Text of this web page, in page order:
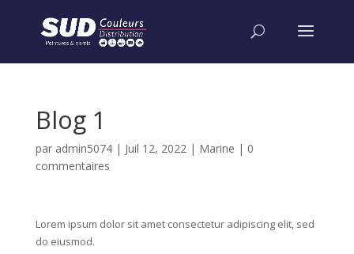
Blog 1
par admin5074| Juil 12, 2022| Marine | 0
commentaires
Lorem ipsum dolor sit amet consectetur adipiscing elit, sed
do eiusmod.